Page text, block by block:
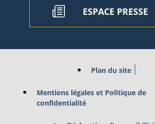
ESPACE PRESSE
Plan du site
Mentions légales et Politique de
confidentialité